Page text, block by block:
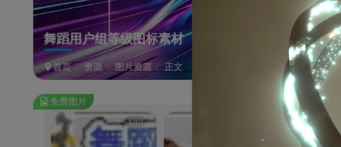
舞蹈用户组等级图标素材
首页 资源 图片资源 正文
1/10
免费图片